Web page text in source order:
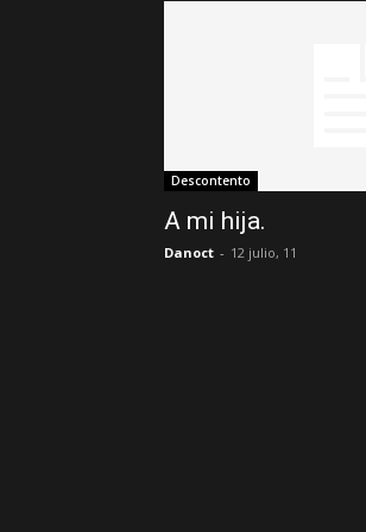
Descontento
A mi hija.
Danoct - 12 julio, 11